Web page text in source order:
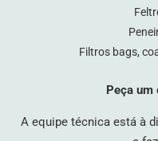
Filtros bags,
Peça um
A equipe técnica está à